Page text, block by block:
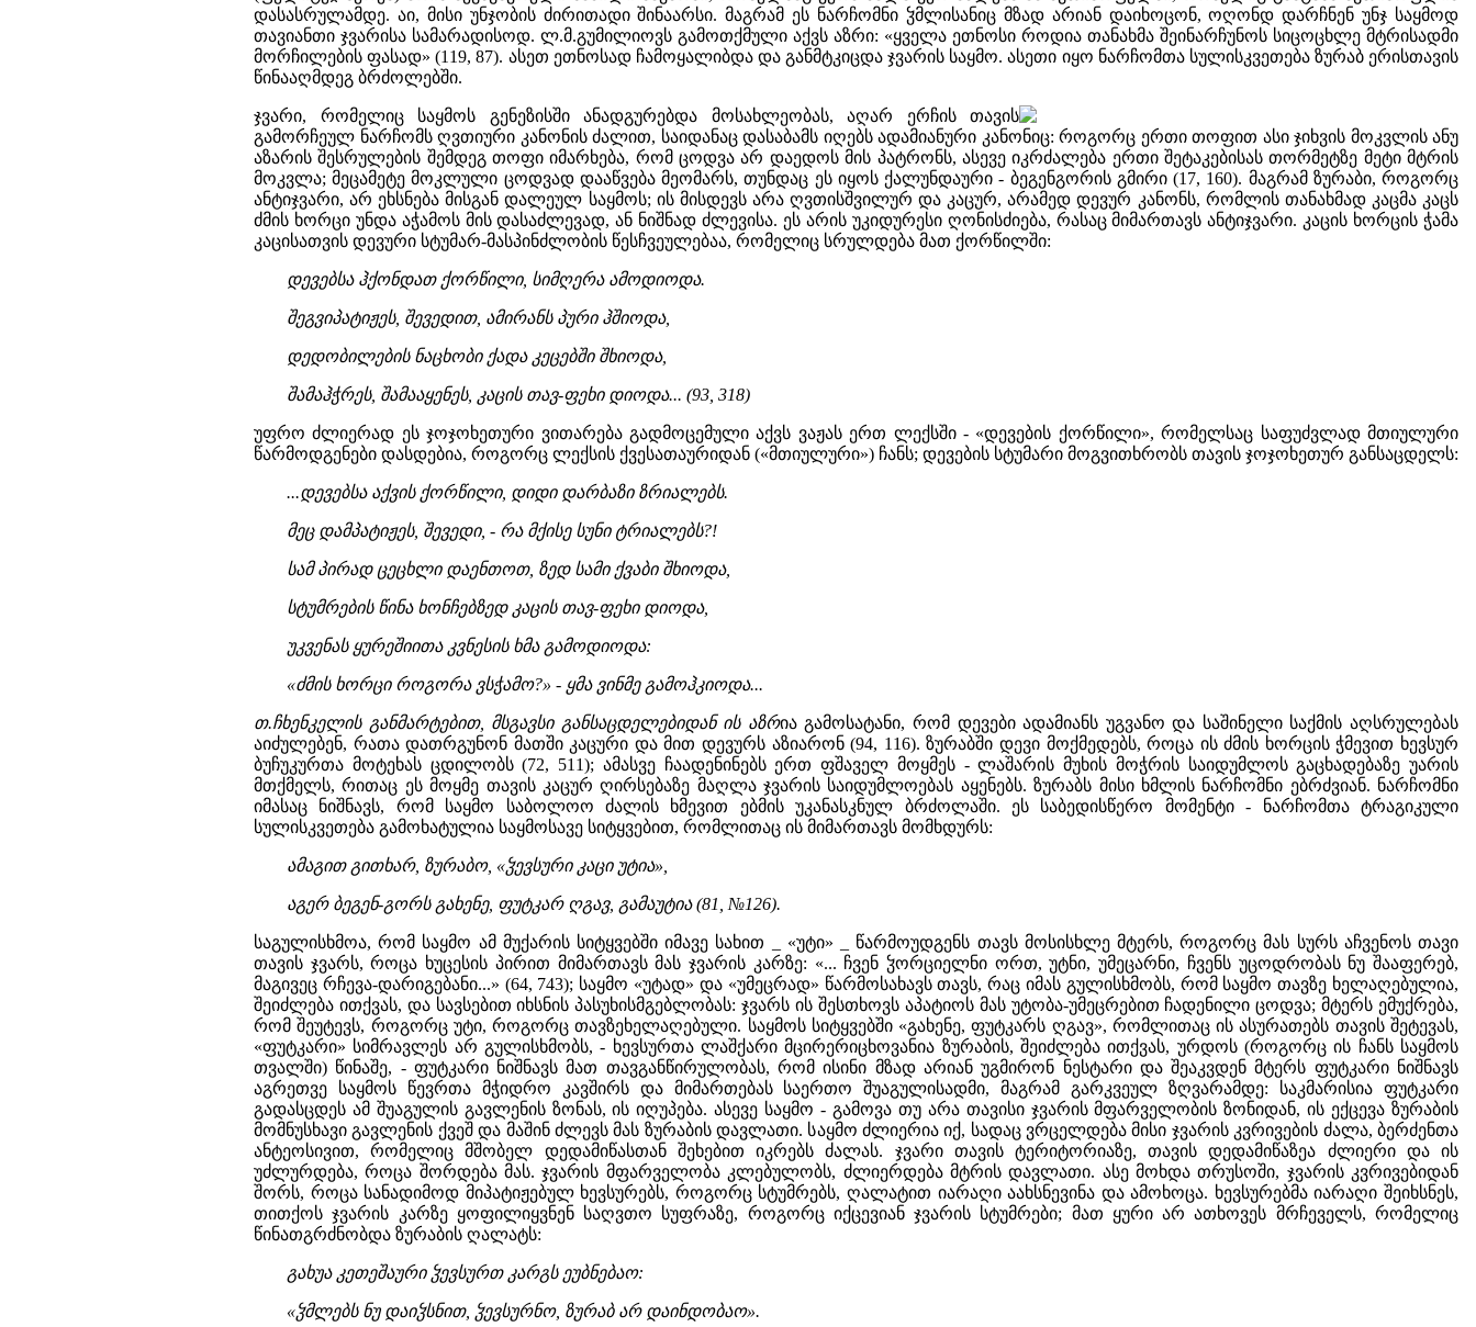
დასასრულამდე. აი, მისი უნჯობის ძირითადი შინაარსი. მაგრამ ეს ნარჩომნი ჴმლისანიც მზად არიან დაიხოცონ, ოღონდ დარჩნენ უნჯ საყმოდ
თავიანთი ჯვარისა სამარადისოდ. ლ.მ.გუმილიოვს გამოთქმული აქვს აზრი: «ყველა ეთნოსი როდია თანახმა შეინარჩუნოს სიცოცხლე მტრისადმი
მორჩილების ფასად» (119, 87). ასეთ ეთნოსად ჩამოყალიბდა და განმტკიცდა ჯვარის საყმო. ასეთი იყო ნარჩომთა სულისკვეთება ზურაბ ერისთავის
წინააღმდეგ ბრძოლებში.
ჯვარი, რომელიც საყმოს გენეზისში ანადგურებდა მოსახლეობას, აღარ ერჩის თავის
გამორჩეულ ნარჩომს ღვთიური კანონის ძალით, საიდანაც დასაბამს იღებს ადამიანური კანონიც: როგორც ერთი თოფით ასი ჯიხვის მოკვლის ანუ
აზარის შესრულების შემდეგ თოფი იმარხება, რომ ცოდვა არ დაედოს მის პატრონს, ასევე იკრძალება ერთი შეტაკებისას თორმეტზე მეტი მტრის
მოკვლა; მეცამეტე მოკლული ცოდვად დააწვება მეომარს, თუნდაც ეს იყოს ქალუნდაური - ბეგენგორის გმირი (17, 160). მაგრამ ზურაბი, როგორც
ანტიჯვარი, არ ეხსნება მისგან დალეულ საყმოს; ის მისდევს არა ღვთისშვილურ და კაცურ, არამედ დევურ კანონს, რომლის თანახმად კაცმა კაცს
ძმის ხორცი უნდა აჭამოს მის დასაძლევად, ან ნიშნად ძლევისა. ეს არის უკიდურესი ღონისძიება, რასაც მიმართავს ანტიჯვარი. კაცის ხორცის ჭამა
კაცისათვის დევური სტუმარ-მასპინძლობის წესჩვეულებაა, რომელიც სრულდება მათ ქორწილში:
დევებსა ჰქონდათ ქორწილი, სიმღერა ამოდიოდა.
შეგვიპატიჟეს, შევედით, ამირანს პური ჰშიოდა,
დედობილების ნაცხობი ქადა კეცებში შხიოდა,
შამაჰჭრეს, შამააყენეს, კაცის თავ-ფეხი დიოდა... (93, 318)
უფრო ძლიერად ეს ჯოჯოხეთური ვითარება გადმოცემული აქვს ვაჟას ერთ ლექსში - «დევების ქორწილი», რომელსაც საფუძვლად მთიულური
წარმოდგენები დასდებია, როგორც ლექსის ქვესათაურიდან («მთიულური») ჩანს; დევების სტუმარი მოგვითხრობს თავის ჯოჯოხეთურ განსაცდელს:
...დევებსა აქვის ქორწილი, დიდი დარბაზი ზრიალებს.
მეც დამპატიჟეს, შევედი, - რა მქისე სუნი ტრიალებს?!
სამ პირად ცეცხლი დაენთოთ, ზედ სამი ქვაბი შხიოდა,
სტუმრების წინა ხონჩებზედ კაცის თავ-ფეხი დიოდა,
უკვენას ყურეშიითა კვნესის ხმა გამოდიოდა:
«ძმის ხორცი როგორა ვსჭამო?» - ყმა ვინმე გამოჰკიოდა...
თ.ჩხენკელის განმარტებით, მსგავსი განსაცდელებიდან ის აზრია გამოსატანი, რომ დევები ადამიანს უგვანო და საშინელი საქმის აღსრულებას
აიძულებენ, რათა დათრგუნონ მათში კაცური და მით დევურს აზიარონ (94, 116). ზურაბში დევი მოქმედებს, როცა ის ძმის ხორცის ჭმევით ხევსურ
ბუჩუკურთა მოტეხას ცდილობს (72, 511); ამასვე ჩაადენინებს ერთ ფშაველ მოყმეს - ლაშარის მუხის მოჭრის საიდუმლოს გაცხადებაზე უარის
მთქმელს, რითაც ეს მოყმე თავის კაცურ ღირსებაზე მაღლა ჯვარის საიდუმლოებას აყენებს. ზურაბს მისი ხმლის ნარჩომნი ებრძვიან. ნარჩომნი
იმასაც ნიშნავს, რომ საყმო საბოლოო ძალის ხმევით ებმის უკანასკნულ ბრძოლაში. ეს საბედისწერო მომენტი - ნარჩომთა ტრაგიკული
სულისკვეთება გამოხატულია საყმოსავე სიტყვებით, რომლითაც ის მიმართავს მომხდურს:
ამაგით გითხარ, ზურაბო, «ჴევსური კაცი უტია»,
აგერ ბეგენ-გორს გახენე, ფუტკარ ღგავ, გამაუტია (81, №126).
საგულისხმოა, რომ საყმო ამ მუქარის სიტყვებში იმავე სახით _ «უტი» _ წარმოუდგენს თავს მოსისხლე მტერს, როგორც მას სურს აჩვენოს თავი
თავის ჯვარს, როცა ხუცესის პირით მიმართავს მას ჯვარის კარზე: «... ჩვენ ჴორციელნი ორთ, უტნი, უმეცარნი, ჩვენს უცოდრობას ნუ შააფერებ,
მაგივეც რჩევა-დარიგებანი...» (64, 743); საყმო «უტად» და «უმეცრად» წარმოსახავს თავს, რაც იმას გულისხმობს, რომ საყმო თავზე ხელაღებულია,
შეიძლება ითქვას, და სავსებით იხსნის პასუხისმგებლობას: ჯვარს ის შესთხოვს აპატიოს მას უტობა-უმეცრებით ჩადენილი ცოდვა; მტერს ემუქრება,
რომ შეუტევს, როგორც უტი, როგორც თავზეხელაღებული. საყმოს სიტყვებში «გახენე, ფუტკარს ღგავ», რომლითაც ის ასურათებს თავის შეტევას,
«ფუტკარი» სიმრავლეს არ გულისხმობს, - ხევსურთა ლაშქარი მცირერიცხოვანია ზურაბის, შეიძლება ითქვას, ურდოს (როგორც ის ჩანს საყმოს
თვალში) წინაშე, - ფუტკარი ნიშნავს მათ თავგანწირულობას, რომ ისინი მზად არიან უგმირონ ნესტარი და შეაკვდენ მტერს ფუტკარი ნიშნავს
აგრეთვე საყმოს წევრთა მჭიდრო კავშირს და მიმართებას საერთო შუაგულისადმი, მაგრამ გარკვეულ ზღვარამდე: საკმარისია ფუტკარი
გადასცდეს ამ შუაგულის გავლენის ზონას, ის იღუპება. ასევე საყმო - გამოვა თუ არა თავისი ჯვარის მფარველობის ზონიდან, ის ექცევა ზურაბის
მომნუსხავი გავლენის ქვეშ და მაშინ ძლევს მას ზურაბის დავლათი. საყმო ძლიერია იქ, სადაც ვრცელდება მისი ჯვარის კვრივების ძალა, ბერძენთა
ანტეოსივით, რომელიც მშობელ დედამიწასთან შეხებით იკრებს ძალას. ჯვარი თავის ტერიტორიაზე, თავის დედამიწაზეა ძლიერი და ის
უძლურდება, როცა შორდება მას. ჯვარის მფარველობა კლებულობს, ძლიერდება მტრის დავლათი. ასე მოხდა თრუსოში, ჯვარის კვრივებიდან
შორს, როცა სანადიმოდ მიპატიჟებულ ხევსურებს, როგორც სტუმრებს, ღალატით იარაღი აახსნევინა და ამოხოცა. ხევსურებმა იარაღი შეიხსნეს,
თითქოს ჯვარის კარზე ყოფილიყვნენ საღვთო სუფრაზე, როგორც იქცევიან ჯვარის სტუმრები; მათ ყური არ ათხოვეს მრჩეველს, რომელიც
წინათგრძნობდა ზურაბის ღალატს:
გახუა კეთეშაური ჴევსურთ კარგს ეუბნებაო:
«ჴმლებს ნუ დაიჴსნით, ჴევსურნო, ზურაბ არ დაინდობაო».